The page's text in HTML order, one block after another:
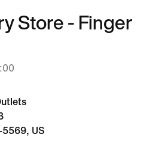
Store - Finger
5569, US